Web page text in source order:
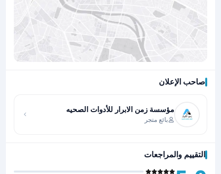
صاحب الإعلان
مؤسسة زمن الابرار للأدوات الصحيه
بائع متجر
التقييم والمراجعات